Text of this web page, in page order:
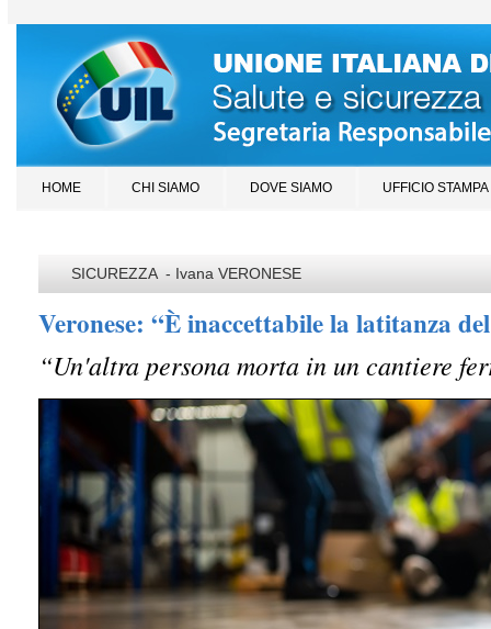
HOME CHI SIAMO DOVE SIAMO UFFICIO STAMPA
SICUREZZA - Ivana VERONESE
Veronese: “È inaccettabile la latitanza
“Un'altra persona morta in un cantiere